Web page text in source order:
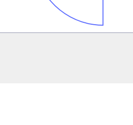
Technisch-Commercieel